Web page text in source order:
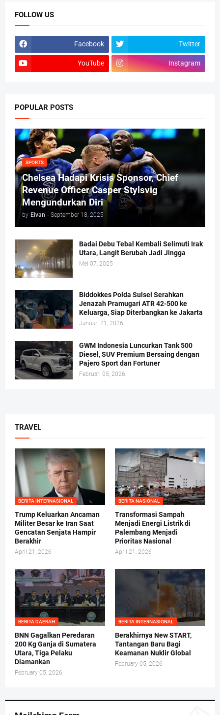
FOLLOW US
Facebook Twitter
YouTube Instagram
POPULAR POSTS
SPORTS
Chelsea Hadapi Krisis Sponsor, Chief
Revenue Officer Casper Stylsvig
Mengundurkan Diri
by Elvan - September 18, 2025
Badai Debu Tebal Kembali Selimuti Irak
Utara, Langit Berubah Jadi Jingga
Mei 07, 2025
Biddokkes Polda Sulsel Serahkan
Jenazah Pramugari ATR 42-500 ke
Keluarga, Siap Diterbangkan ke Jakarta
Januari 21, 2026
GWM Indonesia Luncurkan Tank 500
Diesel, SUV Premium Bersaing dengan
Pajero Sport dan Fortuner
Februari 05, 2026
TRAVEL
BERITA INTERNASIONAL
Trump Keluarkan Ancaman
Militer Besar ke Iran Saat
Gencatan Senjata Hampir
Berakhir
April 21, 2026
BERITA NASIONAL
Transformasi Sampah
Menjadi Energi Listrik di
Palembang Menjadi
Prioritas Nasional
April 21, 2026
BERITA DAERAH
BNN Gagalkan Peredaran
200 Kg Ganja di Sumatera
Utara, Tiga Pelaku
Diamankan
February 05, 2026
BERITA INTERNASIONAL
Berakhirnya New START,
Tantangan Baru Bagi
Keamanan Nuklir Global
February 05, 2026